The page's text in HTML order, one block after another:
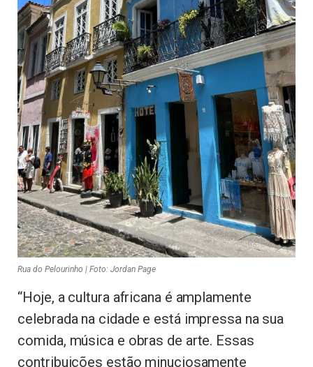
Rua do Pelourinho | Foto: Jordan Page
“Hoje, a cultura africana é amplamente
celebrada na cidade e está impressa na sua
comida, música e obras de arte. Essas
contribuições estão minuciosamente